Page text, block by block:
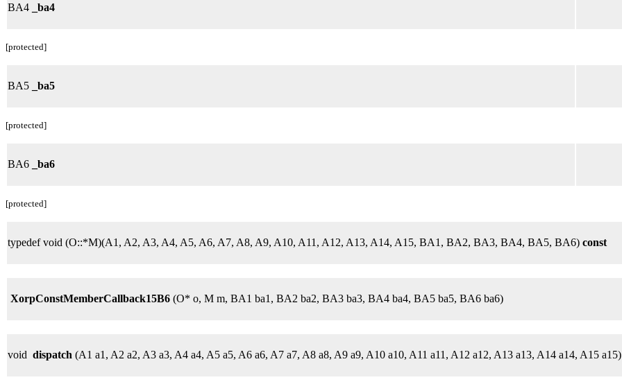
BA4 _ba4
[protected]
BA5 _ba5
[protected]
BA6 _ba6
[protected]
typedef void (O::*M)(A1, A2, A3, A4, A5, A6, A7, A8, A9, A10, A11, A12, A13, A14, A15, BA1, BA2, BA3, BA4, BA5, BA6) const
XorpConstMemberCallback15B6 (O* o, M m, BA1 ba1, BA2 ba2, BA3 ba3, BA4 ba4, BA5 ba5, BA6 ba6)
void dispatch (A1 a1, A2 a2, A3 a3, A4 a4, A5 a5, A6 a6, A7 a7, A8 a8, A9 a9, A10 a10, A11 a11, A12 a12, A13 a13, A14 a14, A15 a15)